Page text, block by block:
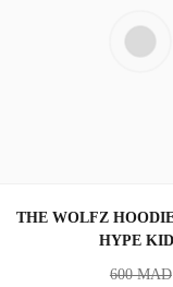
THE WOLFZ
HYPE
600MAD